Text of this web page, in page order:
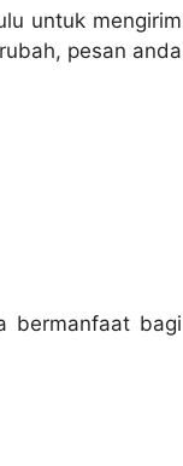
untuk mengirim
pesan anda
bermanfaat bagi